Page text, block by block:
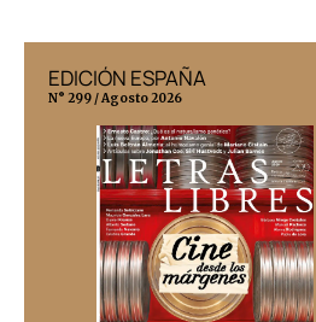
EDICIÓN ESPAÑA
N° 299 / Agosto 2026